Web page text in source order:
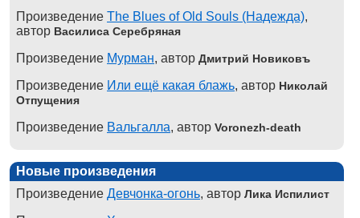
Произведение The Blues of Old Souls (Надежда),
автор Василиса Серебряная
Произведение Мурман, автор Дмитрий Новиковъ
Произведение Или ещё какая блажь, автор Николай
Отпущения
Произведение Вальгалла, автор Voronezh-death
Новые произведения
Произведение Девчонка-огонь, автор Лика Испилист